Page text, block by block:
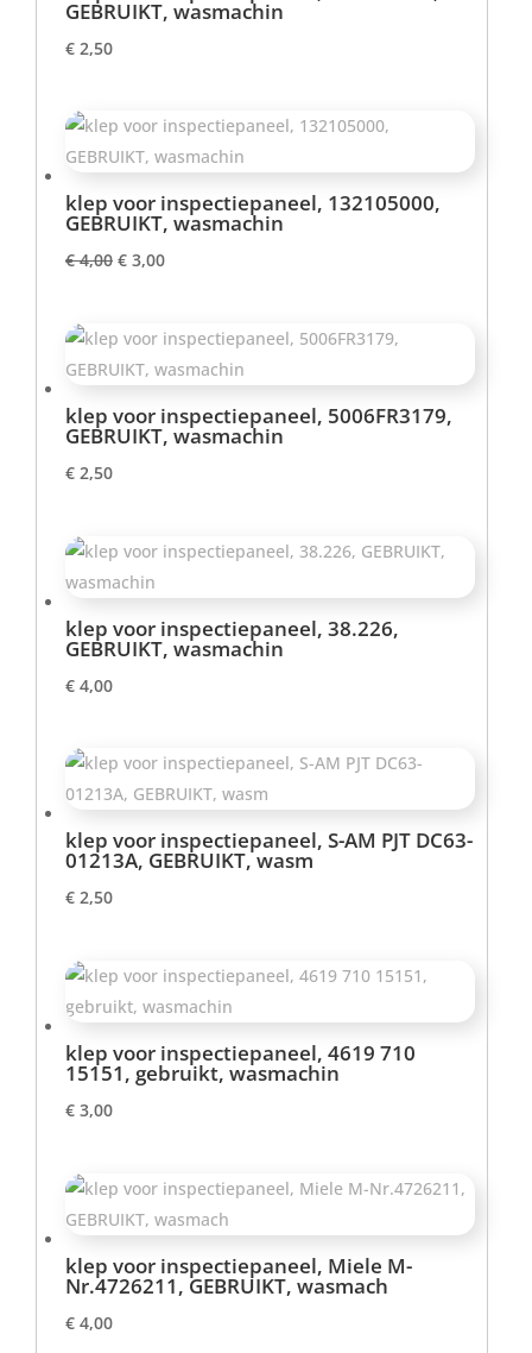
GEBRUIKT, wasmachin
€ 2,50
klep voor inspectiepaneel, 132105000,
GEBRUIKT, wasmachin
€4,00 Oorspronkelijke
€ 4,00.
€ 3,00Huidige
€ 3,00.
klep voor inspectiepaneel, 5006FR3179,
GEBRUIKT, wasmachin
€ 2,50
klep voor inspectiepaneel, 38.226,
GEBRUIKT, wasmachin
€ 4,00
klep voor inspectiepaneel, S-AM PJT DC63-
01213A, GEBRUIKT, wasm
€ 2,50
klep voor inspectiepaneel, 4619 710
15151, gebruikt, wasmachin
€ 3,00
klep voor inspectiepaneel, Miele M-
Nr.4726211, GEBRUIKT, wasmach
€ 4,00